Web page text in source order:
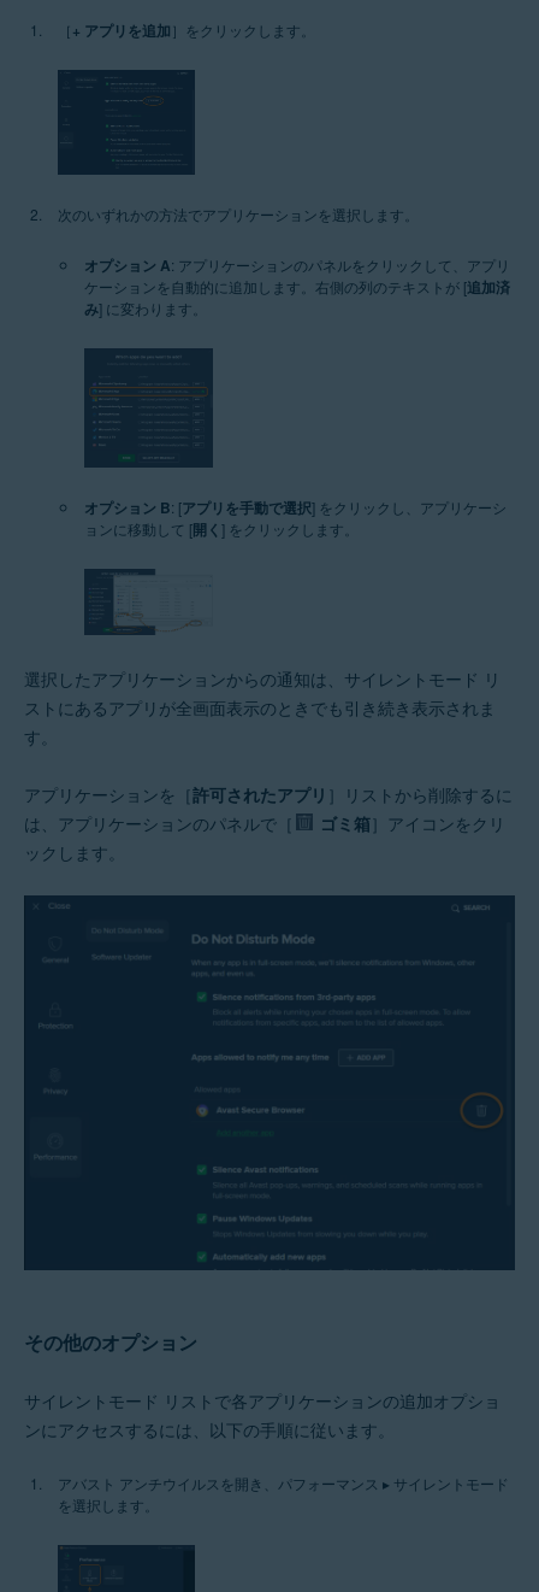
［ + アプリを追加 ］をクリックします。
次のいずれかの方法でアプリケーションを選択します。
オプション A: アプリケーションのパネルをクリックして、アプリ
ケーションを自動的に追加します。右側の列のテキストが [追加済
み] に変わります。
オプション B: [アプリを手動で選択] をクリックし、アプリケーシ
ョンに移動して [開く ] をクリックします。
選択したアプリケーションからの通知は、サイレントモード リ
ストにあるアプリが全画面表示のときでも引き続き表示されま
す。
アプリケーションを［許可されたアプリ ］リストから削除するに
は、アプリケーションのパネルで［
ゴミ箱］アイコンをクリ
ックします。
その他のオプション
サイレントモード リストで各アプリケーションの追加オプショ
ンにアクセスするには、以下の手順に従います。
アバスト アンチウイルスを開き、パフォーマンス ▸ サイレントモード
を選択します。